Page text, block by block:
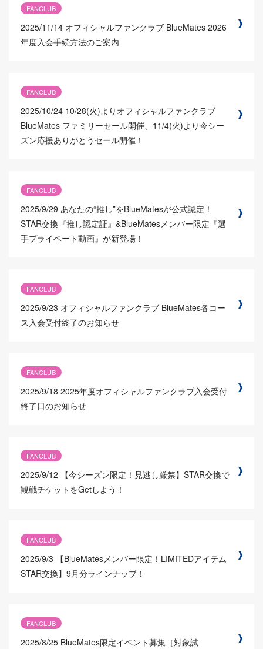
FANCLUB
2025/11/14 オフィシャルファンクラブ BlueMates 2026
年度入会手続方法のご案内
FANCLUB
2025/10/24 10/28(火)よりオフィシャルファンクラブ
BlueMates ファミリーセール開催、11/4(火)より今シー
ズン応援ありがとうセール開催！
FANCLUB
2025/9/29 あなたの“推し”をBlueMatesが公式認定！
STAR交換『推し認定証』&BlueMatesメンバー限定『選
手プライベート動画』が新登場！
FANCLUB
2025/9/23 オフィシャルファンクラブ BlueMates各コー
ス入会受付終了のお知らせ
FANCLUB
2025/9/18 2025年度オフィシャルファンクラブ入会受付
終了日のお知らせ
FANCLUB
2025/9/12
【今シーズン限定！見逃し厳禁】STAR交換で
観戦チケットをGetしよう！
FANCLUB
2025/9/3
【BlueMatesメンバー限定！LIMITEDアイテム
STAR交換】9月分ラインナップ！
FANCLUB
2025/8/25 BlueMates限定イベント募集［対象試